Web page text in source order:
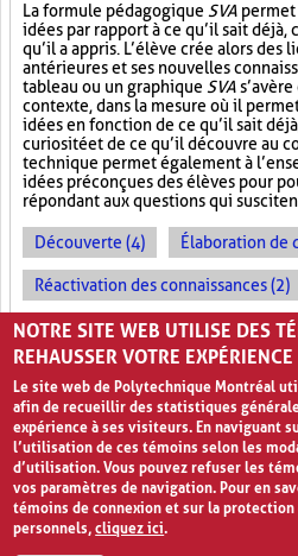
La formule pédagogique SVA permet
idées par rapport à ce qu’il sait déjà,
qu’il a appris. L’élève crée alors des
antérieures et ses nouvelles
tableau ou un graphique SVA
contexte, dans la mesure où il
idées en fonction de ce qu’il sait
curiosité et de ce qu’il découvre au
technique permet également à
idées préconçues des élèves pour
répondant aux questions qui
Découverte (4) Élaboration de
Réactivation des connaissances (2)
Évolution des apprentissages (2)
NOTRE SITE WEB UTILISE DES
REHAUSSER VOTRE
Le site web de Polytechnique Montréal
afin de recueillir des statistiques
expérience à ses visiteurs. En naviguant
l’utilisation de ces témoins selon les
d’utilisation. Vous pouvez refuser les
vos paramètres de navigation. Pour en
témoins de connexion et sur la
personnels,cliquez ici.